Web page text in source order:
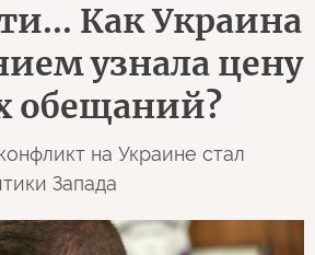
Как Украина
узнала цену
обещаний?
на Украине стал
Запада